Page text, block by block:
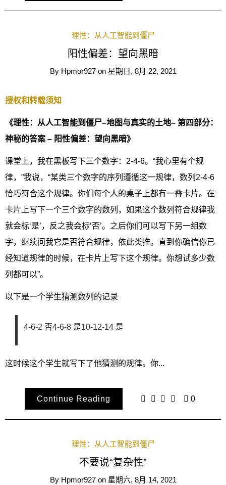
理性：从人工智能到僵尸
阳性偏差：望向黑暗
By Hpmor927 on 星期日, 8月 22, 2021
授权和转载须知
《理性：从人工智能到僵尸–地图与真实的土地– 第四部分：
神秘的答案 – 阳性偏差：望向黑暗》
课堂上，我在黑板写下三个数字：2-4-6。“我心里有个规
律，”我说，“某类三个数字的序列遵循这一规律，数列2-4-6
恰巧符合这个规律。你们每个人的桌子上都有一叠卡片。在
卡片上写下一个三个数字的数列，如果这个数列符合规律我
就会标‘是’，反之我会标‘否’。之后你们可以写下另一组数
字，继续问我它是否符合规律，依此类推。直到你确信你已
经知道规律的时候，在卡片上写下这个规律。你想试多少数
列都可以”。
以下是一个学生猜测数列的记录
4-6-2 否4-6-8 是10-12-14 是
这时候这个学生就写下了他猜测的规律。你...
Continue Reading 0
理性：从人工智能到僵尸
不要说“复杂性”
By Hpmor927 on 星期六, 8月 14, 2021